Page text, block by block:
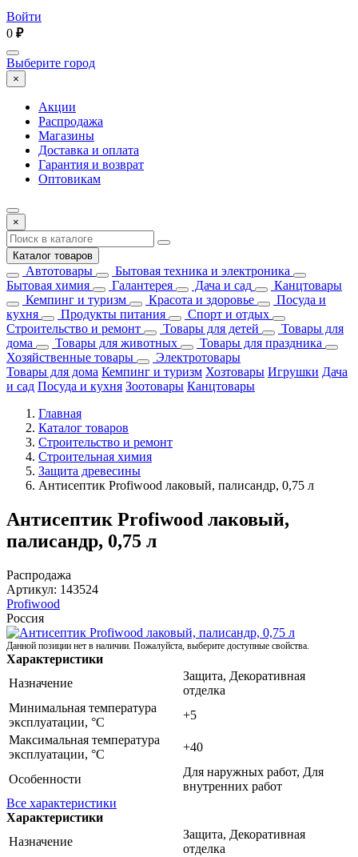
Войти
0 ₽
Выберите город
×
Акции
Распродажа
Магазины
Доставка и оплата
Гарантия и возврат
Оптовикам
×
Каталог товаров
Автотовары
Бытовая техника и электроника
Бытовая химия
Галантерея Дача и сад
Канцтовары
Кемпинг и туризм
Красота и здоровье
Посуда и
кухня
Продукты питания
Спорт и отдых
Строительство и ремонт
Товары для детей
Товары для
дома
Товары для животных
Товары для праздника
Хозяйственные товары
Электротовары
Товары для дома Кемпинг и туризм Хозтовары Игрушки Дача
и сад Посуда и кухня Зоотовары Канцтовары
Главная
Каталог товаров
Строительство и ремонт
Строительная химия
Защита древесины
Антисептик Profiwood лаковый, палисандр, 0,75 л
Антисептик Profiwood лаковый,
палисандр, 0,75 л
Распродажа
Артикул: 143524
Profiwood
Россия
Данной позиции нет в наличии. Пожалуйста, выберите доступные свойства.
Характеристики
Назначение
Защита, Декоративная
отделка
Минимальная температура
эксплуатации, °C
+5
Максимальная температура
эксплуатации, °C
+40
Особенности
Для наружных работ, Для
внутренних работ
Все характеристики
Характеристики
Назначение
Защита, Декоративная
отделка